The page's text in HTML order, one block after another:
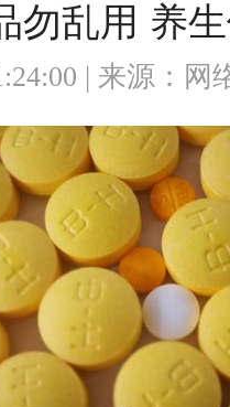
勿乱用 养
| 来源： 网